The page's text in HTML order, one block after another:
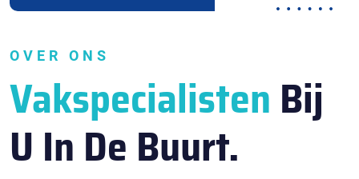
OVER ONS
Vakspecialisten Bij
U In De Buurt.